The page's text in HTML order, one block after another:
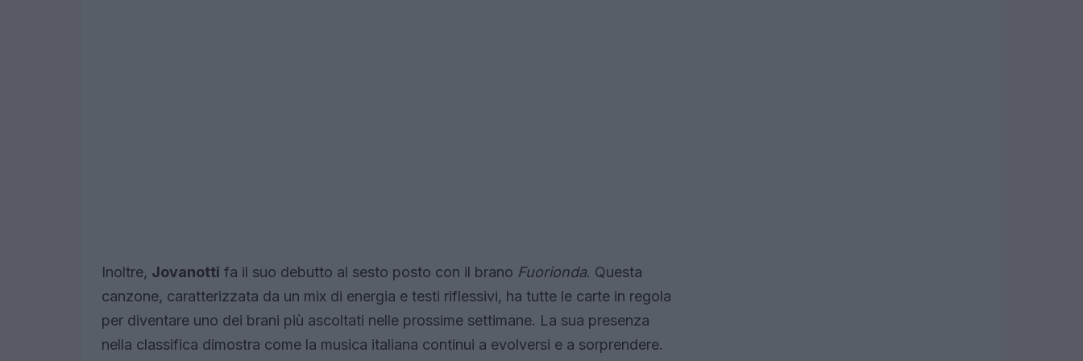
Inoltre, Jovanotti fa il suo debutto al sesto posto con il brano Fuorionda. Questa
canzone, caratterizzata da un mix di energia e testi riflessivi, ha tutte le carte in regola
per diventare uno dei brani più ascoltati nelle prossime settimane. La sua presenza
nella classifica dimostra come la musica italiana continui a evolversi e a sorprendere.